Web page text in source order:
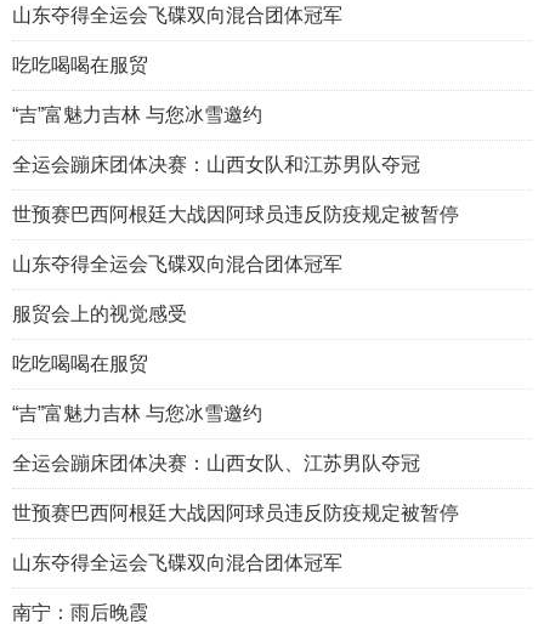
山东夺得全运会飞碟双向混合团体冠军
吃吃喝喝在服贸
“吉”富魅力吉林 与您冰雪邀约
全运会蹦床团体决赛：山西女队和江苏男队夺冠
世预赛巴西阿根廷大战因阿球员违反防疫规定被暂停
山东夺得全运会飞碟双向混合团体冠军
服贸会上的视觉感受
吃吃喝喝在服贸
“吉”富魅力吉林 与您冰雪邀约
全运会蹦床团体决赛：山西女队、江苏男队夺冠
世预赛巴西阿根廷大战因阿球员违反防疫规定被暂停
山东夺得全运会飞碟双向混合团体冠军
南宁：雨后晚霞